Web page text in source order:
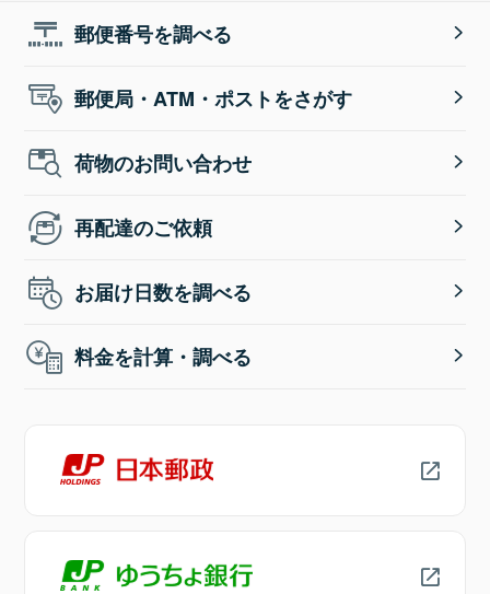
郵便番号を調べる
郵便局・ATM・ポストをさがす
荷物のお問い合わせ
再配達のご依頼
お届け日数を調べる
料金を計算・調べる